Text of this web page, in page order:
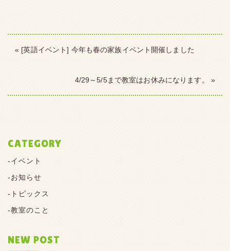
« [英語イベント] 今年も春の家族イベント開催しました
4/29～5/5まで教室はお休みになります。 »
CATEGORY
イベント
お知らせ
トピックス
教室のこと
NEW POST